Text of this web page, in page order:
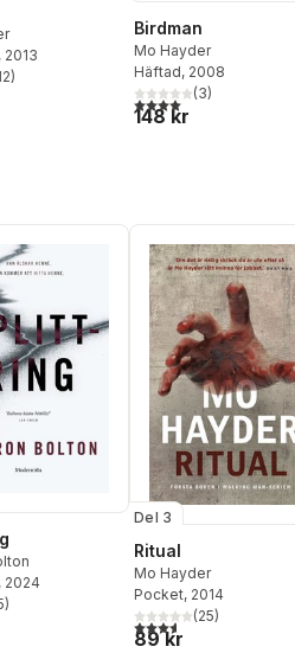
, 2013
Totalt antal röster:
)
Birdman
Mo Hayder
Häftad, 2008
4,0utav 5 stjärnor.
(3)
148 kr
, 2024
Totalt antal röster:
)
Del 3
Ritual
Mo Hayder
Pocket, 2014
3,6utav 5 stjärnor.
(25)
89 kr